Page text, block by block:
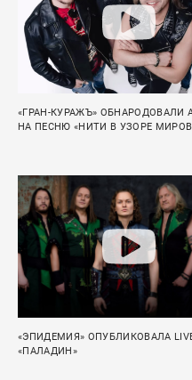
«ГРАН-КУРАЖЪ» ОБНАРОДОВАЛИ
НА ПЕСНЮ «НИТИ В УЗОРЕ
«ЭПИДЕМИЯ» ОПУБЛИКОВАЛА
«ПАЛАДИН»